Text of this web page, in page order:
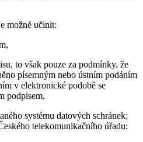
možné učinit:
to však pouze za podmínky, že
písemným nebo ústním podáním
v elektronické podobě se
podpisem,
systému datových schránek;
telekomunikačního úřadu: